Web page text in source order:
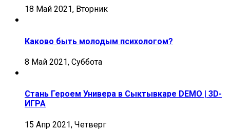
18 Май 2021, Вторник
Каково быть молодым психологом?
8 Май 2021, Суббота
Стань Героем Универа в Сыктывкаре DEMO | 3D-
ИГРА
15 Апр 2021, Четверг